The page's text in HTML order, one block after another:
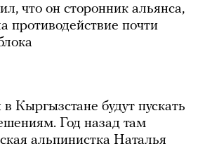
что он сторонник альянса,
противодействие почти
Кыргызстане будут пускать
Год назад там
альпинистка Наталья